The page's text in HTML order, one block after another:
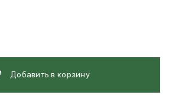
Добавить в корзину